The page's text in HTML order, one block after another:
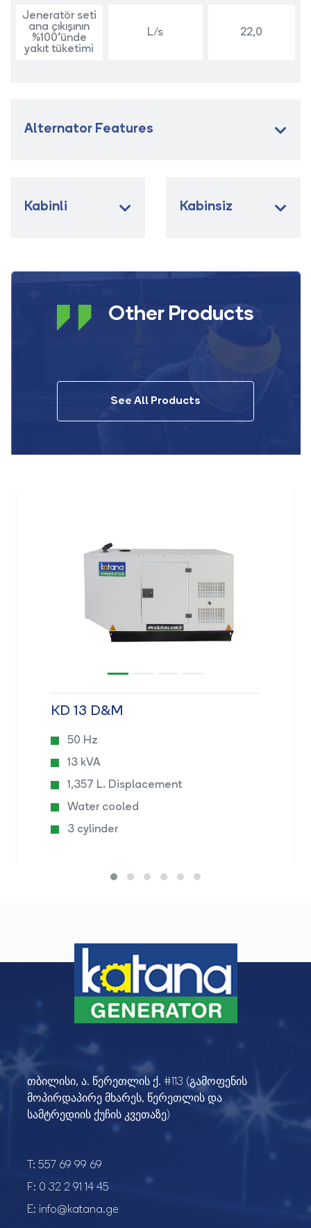
Jeneratör seti
ana çıkışının
%100’ünde
yakıt tüketimi
L/s 22,0
Alternator Features
Kabinli Kabinsiz
Other Products
See All Products
KD 13 D&M
50 Hz
13 kVA
1,357 L. Displacement
Water cooled
3 cylinder
თბილისი, ა. წერეთლის ქ. #113 (გამოფენის
მოპირდაპირე მხარეს, წერეთლის და
სამტრედიის ქუჩის კვეთაზე)
T: 557 69 99 69
F: 0 32 2 91 14 45
E: info@katana.ge